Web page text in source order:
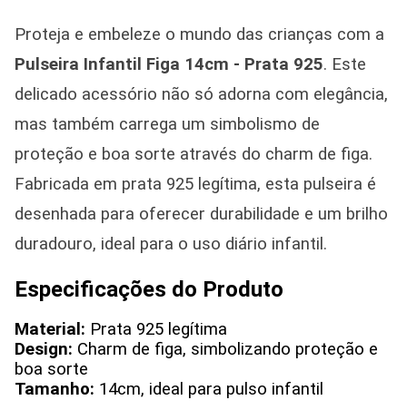
Proteja e embeleze o mundo das crianças com a
Pulseira Infantil Figa 14cm - Prata 925. Este
delicado acessório não só adorna com elegância,
mas também carrega um simbolismo de
proteção e boa sorte através do charm de figa.
Fabricada em prata 925 legítima, esta pulseira é
desenhada para oferecer durabilidade e um brilho
duradouro, ideal para o uso diário infantil.
Especificações do Produto
Material: Prata 925 legítima
Design: Charm de figa, simbolizando proteção e
boa sorte
Tamanho: 14cm, ideal para pulso infantil